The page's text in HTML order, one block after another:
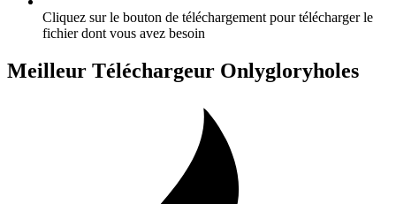
Cliquez sur le bouton de téléchargement pour télécharger le
fichier dont vous avez besoin
Meilleur Téléchargeur Onlygloryholes